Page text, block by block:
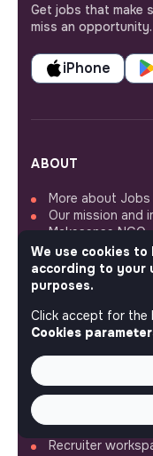
Get jobs that make
miss an opportunity.
iPhone
ABOUT
More about Jobs
Our mission and
Makesense NGO
QUICK LINKS
All jobs
Train for impact
Community
Login
Edit my profile
Recruiter
We use cookies
according to your
purposes.
Click accept for the
Cookies